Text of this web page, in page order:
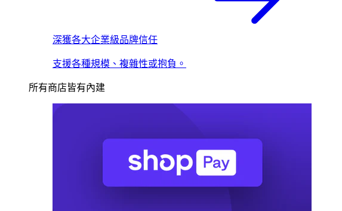
深獲各大企業級品牌信任
支援各種規模、複雜性或抱負。
所有商店皆有內建